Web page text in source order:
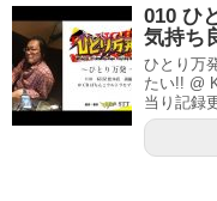
010 ひ
気持ち
ひとり万
たい!! @
当り記録